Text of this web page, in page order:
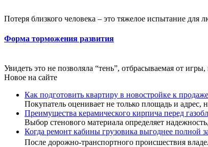
Потеря близкого человека – это тяжелое испытание для
Форма торможения развития
Увидеть это не позволяла “тень”, отбрасываемая от
Новое на сайте
Как подготовить квартиру в новостройке к продаже
Покупатель оценивает не только площадь и адрес,
Преимущества керамического кирпича перед
Выбор стенового материала определяет
Когда ремонт кабины грузовика выгоднее полной
После дорожно-транспортного происшествия